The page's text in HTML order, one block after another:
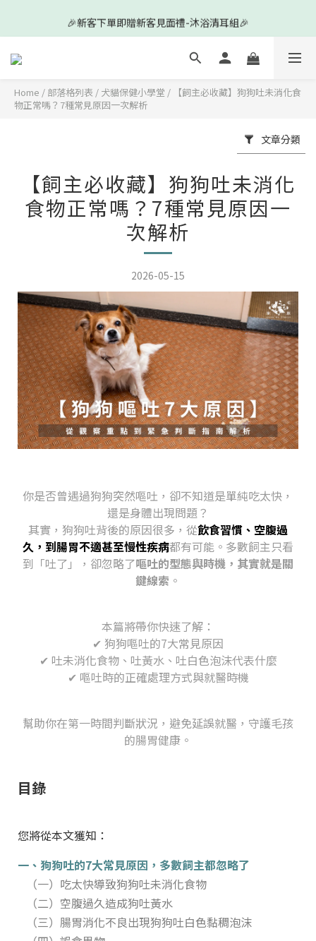
🎉新客下單即贈新客見面禮-沐浴清耳組🎉
🎉新客下單即贈新客見面禮-沐浴清耳組🎉
🔔臺灣限定🔔口腔系列任選4件 88折🌟
3
0
6
5
2
1
日
:
5
4
1
0
9
8
3
2
1
時
:
7
6
3
2
4
3
0
分
4
3
0
8
7
6
4
秒 前往查看
Home / 部落格列表 / 犬貓保健小學堂 /
【飼主必收藏】狗狗吐未消化食
物正常嗎？7種常見原因一次解析
文章分類
【飼主必收藏】狗狗吐未消化
食物正常嗎？7種常見原因一
次解析
2026-05-15
你是否曾遇過狗狗突然嘔吐，卻不知道是單純吃太快，
還是身體出現問題？
其實，狗狗吐背後的原因很多，從飲食習慣、空腹過
久，到腸胃不適甚至慢性疾病都有可能。多數飼主只看
到「吐了」，卻忽略了嘔吐的型態與時機，其實就是關
鍵線索 。
本篇將帶你快速了解：
✔ 狗狗嘔吐的7大常見原因
✔ 吐未消化食物、吐黃水、吐白色泡沫代表什麼
✔ 嘔吐時的正確處理方式與就醫時機
幫助你在第一時間判斷狀況，避免延誤就醫，守護毛孩
的腸胃健康。
目錄
您將從本文獲知：
一、狗狗吐的7大常見原因，多數飼主都忽略了
（一）吃太快導致狗狗吐未消化食物
（二）空腹過久造成狗吐黃水
（三）腸胃消化不良出現狗狗吐白色黏稠泡沫